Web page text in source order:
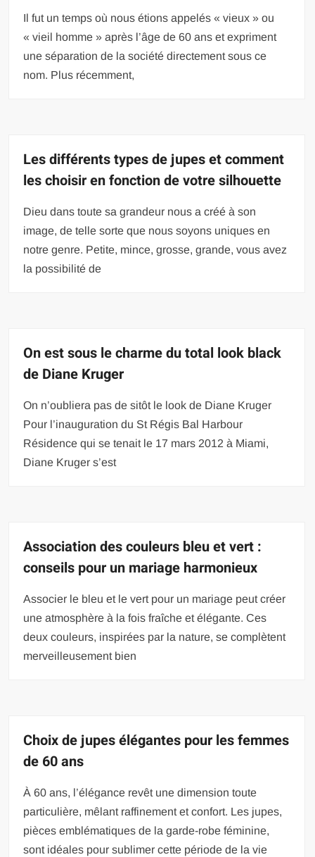
Il fut un temps où nous étions appelés « vieux » ou
« vieil homme » après l’âge de 60 ans et expriment
une séparation de la société directement sous ce
nom. Plus récemment,
Les différents types de jupes et comment
les choisir en fonction de votre silhouette
Dieu dans toute sa grandeur nous a créé à son
image, de telle sorte que nous soyons uniques en
notre genre. Petite, mince, grosse, grande, vous avez
la possibilité de
On est sous le charme du total look black
de Diane Kruger
On n’oubliera pas de sitôt le look de Diane Kruger
Pour l’inauguration du St Régis Bal Harbour
Résidence qui se tenait le 17 mars 2012 à Miami,
Diane Kruger s’est
Association des couleurs bleu et vert :
conseils pour un mariage harmonieux
Associer le bleu et le vert pour un mariage peut créer
une atmosphère à la fois fraîche et élégante. Ces
deux couleurs, inspirées par la nature, se complètent
merveilleusement bien
Choix de jupes élégantes pour les femmes
de 60 ans
À 60 ans, l’élégance revêt une dimension toute
particulière, mêlant raffinement et confort. Les jupes,
pièces emblématiques de la garde-robe féminine,
sont idéales pour sublimer cette période de la vie